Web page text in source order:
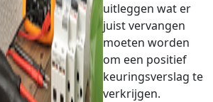
uitleggen wat er
juist vervangen
moeten worden
om een positief
keuringsverslag te
verkrijgen.